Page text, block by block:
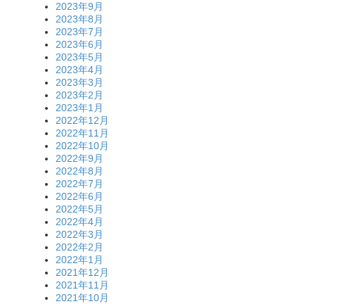
2023年9月
2023年8月
2023年7月
2023年6月
2023年5月
2023年4月
2023年3月
2023年2月
2023年1月
2022年12月
2022年11月
2022年10月
2022年9月
2022年8月
2022年7月
2022年6月
2022年5月
2022年4月
2022年3月
2022年2月
2022年1月
2021年12月
2021年11月
2021年10月